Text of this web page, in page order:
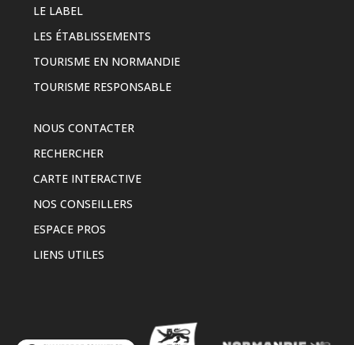
LE LABEL
LES ÉTABLISSEMENTS
TOURISME EN NORMANDIE
TOURISME RESPONSABLE
NOUS CONTACTER
RECHERCHER
CARTE INTERACTIVE
NOS CONSEILLERS
ESPACE PROS
LIENS UTILES